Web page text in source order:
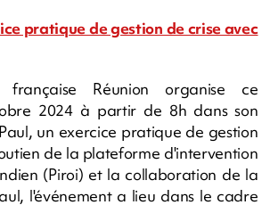
pratique de gestion de crise avec
française Réunion organise ce
2024 à partir de 8h dans son
un exercice pratique de gestion
de la plateforme d'intervention
(Piroi) et la collaboration de la
l'événement a lieu dans le cadre